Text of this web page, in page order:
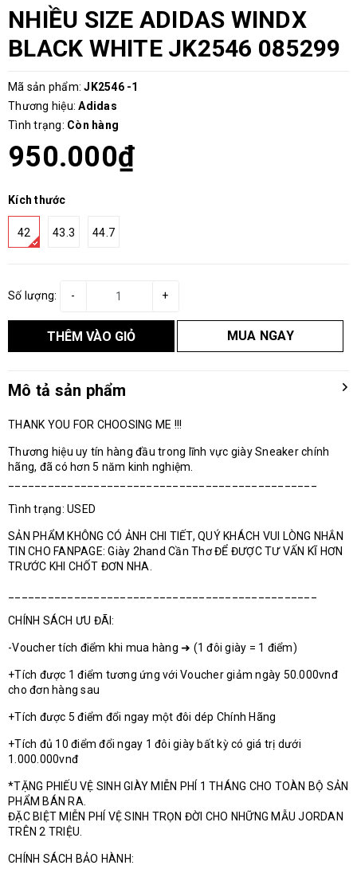
NHIỀU SIZE ADIDAS WINDX
BLACK WHITE JK2546 085299
Mã sản phẩm: JK2546 -1
Thương hiệu: Adidas
Tình trạng: Còn hàng
950.000₫
Kích thước
42 43.3 44.7
Số lượng: +
-
THÊM VÀO GIỎ MUA NGAY
Mô tả sản phẩm
THANK YOU FOR CHOOSING ME !!!
Thương hiệu uy tín hàng đầu trong lĩnh vực giày Sneaker chính
hãng, đã có hơn 5 năm kinh nghiệm.
Tình trạng: USED
SẢN PHẨM KHÔNG CÓ ẢNH CHI TIẾT, QUÝ KHÁCH VUI LÒNG NHẮN
TIN CHO FANPAGE: Giày 2hand Cần Thơ ĐỂ ĐƯỢC TƯ VẤN KĨ HƠN
TRƯỚC KHI CHỐT ĐƠN NHA.
CHÍNH SÁCH ƯU ĐÃI:
-Voucher tích điểm khi mua hàng ➜ (1 đôi giày = 1 điểm)
+Tích được 1 điểm tương ứng với Voucher giảm ngày 50.000vnđ
cho đơn hàng sau
+Tích được 5 điểm đổi ngay một đôi dép Chính Hãng
+Tích đủ 10 điểm đổi ngay 1 đôi giày bất kỳ có giá trị dưới
1.000.000vnđ
*TẶNG PHIẾU VỆ SINH GIÀY MIỄN PHÍ 1 THÁNG CHO TOÀN BỘ SẢN
PHẨM BÁN RA.
ĐẶC BIỆT MIỄN PHÍ VỆ SINH TRỌN ĐỜI CHO NHỮNG MẪU JORDAN
TRÊN 2 TRIỆU.
CHÍNH SÁCH BẢO HÀNH: